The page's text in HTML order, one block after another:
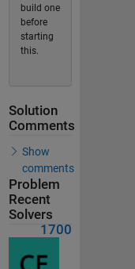
build one
before
starting
this.
Solution
Comments
Show
comments
Problem
Recent
Solvers
1700